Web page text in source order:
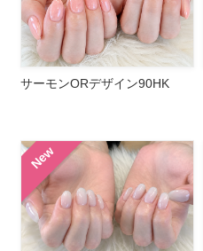
サーモンORデザイン90HK
New